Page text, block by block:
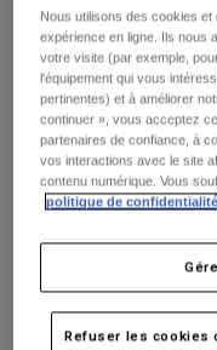
Gants
Protections
Masques
Chaussettes
Accessoires
Pièces de
Protections
Masques
Chaussettes
Sacs et
Pièces de
T-shirts et tops
Sweats et Pulls
Vestes
Pantalons
Chemises
Enfants
Moto
Casques
Maillots
Pantalons
Bottes
Protections
Gants
Avis
Gants Defend
Article n°31322-440-S
Price reduced from
39,99 €to 23,99 €
Nous utilisons des cookies
expérience en ligne. Ils nous
votre visite (par exemple,
l'équipement qui vous
pertinentes) et à améliorer
continuer », vous acceptez
partenaires de confiance, à
vos interactions avec le site
contenu numérique. Vous
politique de confidentialité
Refuser les cookies